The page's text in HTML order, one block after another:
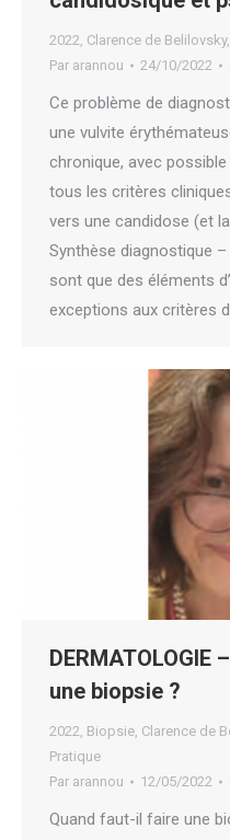
2022, Clarence de Belilovsky,
Par arannou 24/10/2022
Ce problème de
une vulvite
chronique, avec
tous les critères
vers une candidose (et
Synthèse diagnostique
sont que des éléments
exceptions aux critères
une biopsie ?
2022, Biopsie, Clarence de
Pratique
Par arannou 12/05/2022
Quand faut-il faire une